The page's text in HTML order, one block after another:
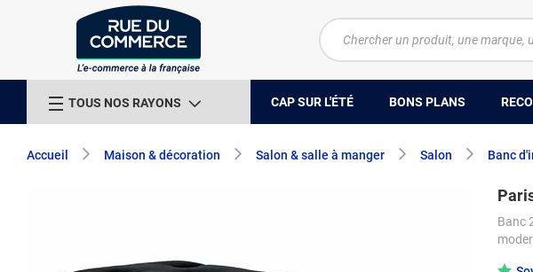
TOUS NOS RAYONS CAP SUR L'ÉTÉ BONS PLANS
Accueil Maison & décoration Salon & salle à manger Salon Banc
Banc